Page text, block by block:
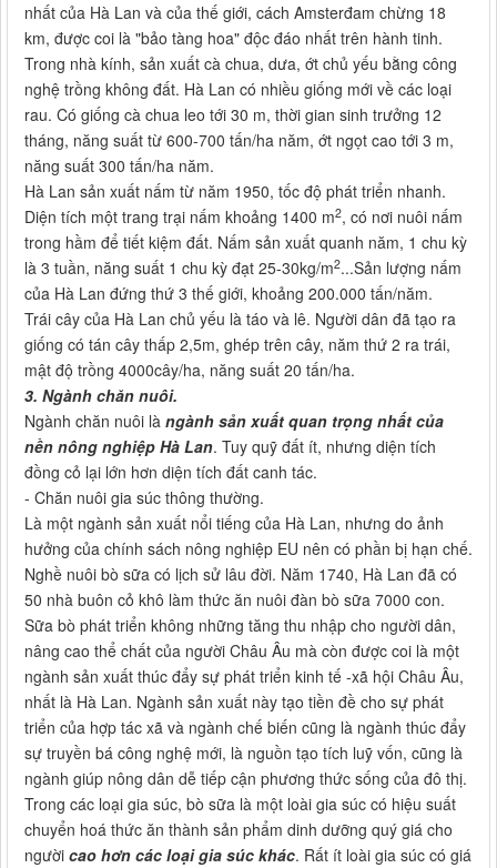
nhất của Hà Lan và của thế giới, cách Amsterđam chừng 18
km, được coi là "bảo tàng hoa" độc đáo nhất trên hành tinh.
Trong nhà kính, sản xuất cà chua, dưa, ớt chủ yếu bằng công
nghệ trồng không đất. Hà Lan có nhiều giống mới về các loại
rau. Có giống cà chua leo tới 30 m, thời gian sinh trưởng 12
tháng, năng suất từ 600-700 tấn/ha năm, ớt ngọt cao tới 3 m,
năng suất 300 tấn/ha năm.
Hà Lan sản xuất nấm từ năm 1950, tốc độ phát triển nhanh.
Diện tích một trang trại nấm khoảng 1400 m2, có nơi nuôi nấm
trong hầm để tiết kiệm đất. Nấm sản xuất quanh năm, 1 chu kỳ
là 3 tuần, năng suất 1 chu kỳ đạt 25-30kg/m2...Sản lượng nấm
của Hà Lan đứng thứ 3 thế giới, khoảng 200.000 tấn/năm.
Trái cây của Hà Lan chủ yếu là táo và lê. Người dân đã tạo ra
giống có tán cây thấp 2,5m, ghép trên cây, năm thứ 2 ra trái,
mật độ trồng 4000cây/ha, năng suất 20 tấn/ha.
3. Ngành chăn nuôi.
Ngành chăn nuôi là ngành sản xuất quan trọng nhất của
nền nông nghiệp Hà Lan. Tuy quỹ đất ít, nhưng diện tích
đồng cỏ lại lớn hơn diện tích đất canh tác.
- Chăn nuôi gia súc thông thường.
Là một ngành sản xuất nổi tiếng của Hà Lan, nhưng do ảnh
hưởng của chính sách nông nghiệp EU nên có phần bị hạn chế.
Nghề nuôi bò sữa có lịch sử lâu đời. Năm 1740, Hà Lan đã có
50 nhà buôn cỏ khô làm thức ăn nuôi đàn bò sữa 7000 con.
Sữa bò phát triển không những tăng thu nhập cho người dân,
nâng cao thể chất của người Châu Âu mà còn được coi là một
ngành sản xuất thúc đẩy sự phát triển kinh tế -xã hội Châu Âu,
nhất là Hà Lan. Ngành sản xuất này tạo tiền đề cho sự phát
triển của hợp tác xã và ngành chế biến cũng là ngành thúc đẩy
sự truyền bá công nghệ mới, là nguồn tạo tích luỹ vốn, cũng là
ngành giúp nông dân dễ tiếp cận phương thức sống của đô thị.
Trong các loại gia súc, bò sữa là một loài gia súc có hiệu suất
chuyển hoá thức ăn thành sản phẩm dinh dưỡng quý giá cho
người cao hơn các loại gia súc khác. Rất ít loài gia súc có giá